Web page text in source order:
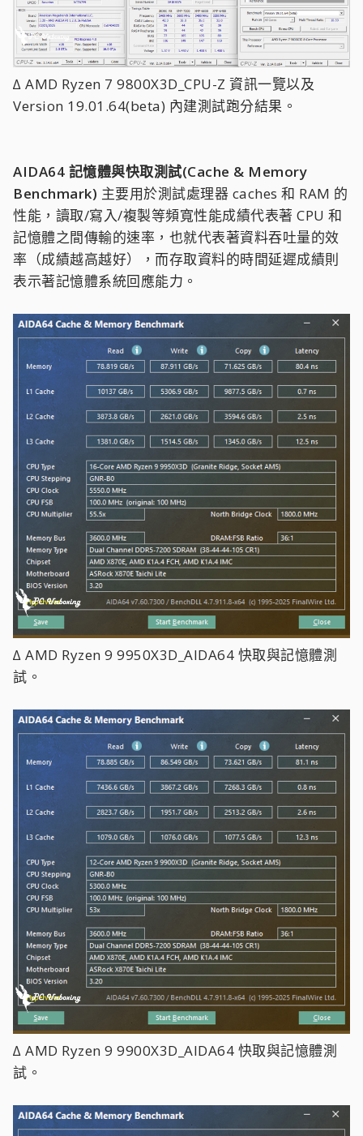
∆ AMD Ryzen 7 9800X3D_CPU-Z 資訊一覽以及
Version 19.01.64(beta) 內建測試跑分結果。
AIDA64 記憶體與快取測試(Cache & Memory
Benchmark) 主要用於測試處理器 caches 和 RAM 的
性能，讀取/寫入/複製等頻寬性能成績代表著 CPU 和
記憶體之間傳輸的速率，也就代表著資料吞吐量的效
率（成績越高越好），而存取資料的時間延遲成績則
表示著記憶體系統回應能力。
∆ AMD Ryzen 9 9950X3D_AIDA64 快取與記憶體測
試。
∆ AMD Ryzen 9 9900X3D_AIDA64 快取與記憶體測
試。